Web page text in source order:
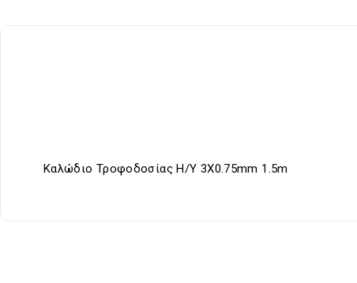
Καλώδιο Τροφοδοσίας Η/Υ 3Χ0.75mm 1.5m